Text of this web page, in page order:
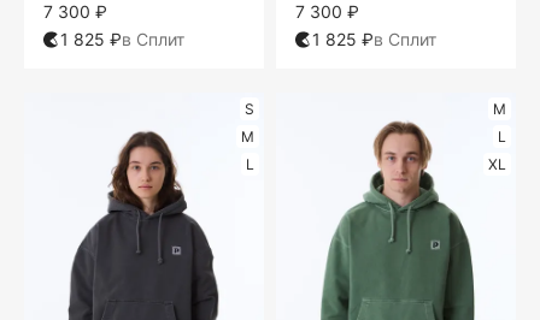
7 300 ₽
1 825 ₽в Сплит
7 300 ₽
1 825 ₽в Сплит
S
M
L
M
L
XL